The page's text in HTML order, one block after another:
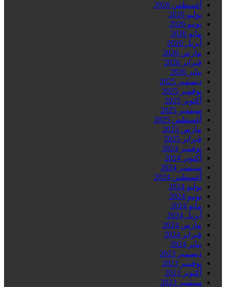
أغسطس 2026
يوليو 2026
يونيو 2026
مايو 2026
أبريل 2026
مارس 2026
فبراير 2026
يناير 2026
ديسمبر 2025
نوفمبر 2025
أكتوبر 2025
سبتمبر 2025
أغسطس 2025
مارس 2025
فبراير 2025
نوفمبر 2024
أكتوبر 2024
سبتمبر 2024
أغسطس 2024
يوليو 2024
يونيو 2024
مايو 2024
أبريل 2024
مارس 2024
فبراير 2024
يناير 2024
ديسمبر 2023
نوفمبر 2023
أكتوبر 2023
سبتمبر 2023